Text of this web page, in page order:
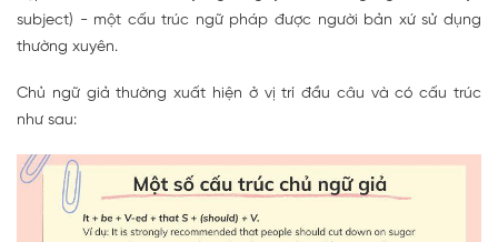
subject) - một cấu trúc ngữ pháp được người bản xứ sử dụng
thường xuyên.
Chủ ngữ giả thường xuất hiện ở vị trí đầu câu và có cấu trúc
như sau: